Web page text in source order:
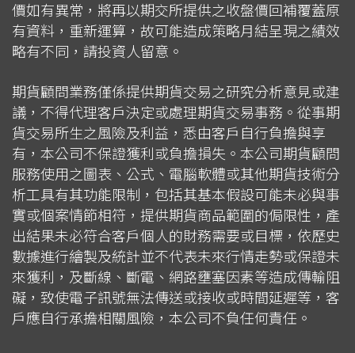
價如有異常，將再以期交所提供之收盤價回補覆蓋原
有資料，重新運算，故可能造成策略月結呈現之績效
略有不同，請投資人留意。
期貨顧問業務僅係提供期貨交易之研究分析意見或建
議，不得代理客戶決定或處理期貨交易事務。從事期
貨交易所生之風險及利益，悉由客戶自行負擔與享
有，本公司不保證獲利或負擔損失。本公司期貨顧問
服務使用之圖表、公式、電腦軟體或其他期貨技術分
析工具有其功能限制，包括其基本假設可能未必與事
實或個案情節相符，提供期貨商品範圍的侷限性，產
出結果未必符合客戶個人的財務需要或目標，依歷史
數據進行繪製及統計並不代表未來行情走勢或保證未
來獲利，及斷線、斷電、網路壅塞因素等造成傳輸阻
礙，致使電子訊號無法傳送或接收或時間延遲等，客
戶應自行承擔相關風險，本公司不負任何責任。